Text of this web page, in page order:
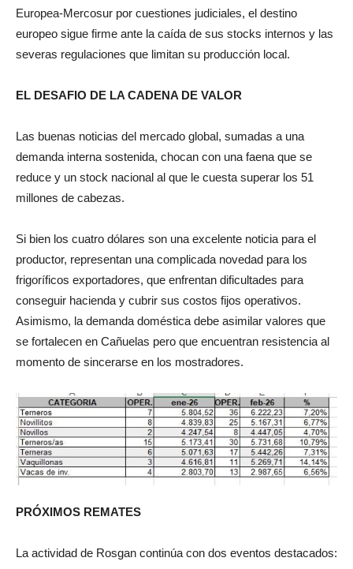
europeo sigue firme ante la caída de sus stocks internos y las
severas regulaciones que limitan su producción local.
demanda interna sostenida, chocan con una faena que se
reduce y un stock nacional al que le cuesta superar los 51
millones de cabezas.
productor, representan una complicada novedad para los
frigoríficos exportadores, que enfrentan dificultades para
conseguir hacienda y cubrir sus costos fijos operativos.
Asimismo, la demanda doméstica debe asimilar valores que
se fortalecen en Cañuelas pero que encuentran resistencia al
momento de sincerarse en los mostradores.